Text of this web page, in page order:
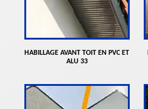
HABILLAGE AVANT TOIT EN PVC ET
ALU 33